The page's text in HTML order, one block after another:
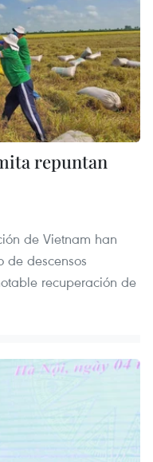
repuntan
de Vietnam han
de descensos
recuperación de